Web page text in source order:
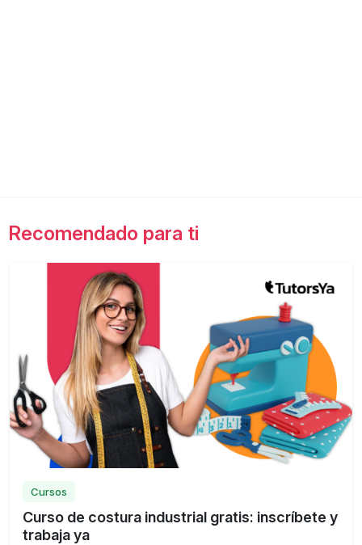
Recomendado para ti
Cursos
Curso de costura industrial gratis: inscríbete y
trabaja ya